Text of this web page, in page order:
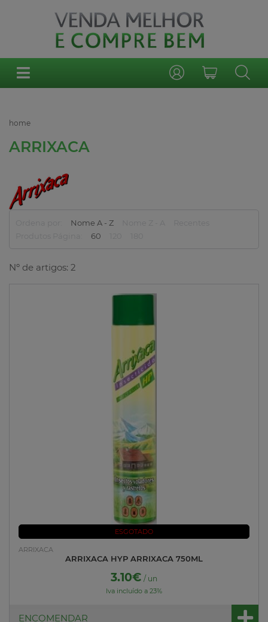
home
ARRIXACA
Nome A - Z
60
Nº de artigos: 2
ESGOTADO
ARRIXACA
ARRIXACA HYP ARRIXACA 750ML
3.10€ / un
Iva incluído a 23%
ENCOMENDAR